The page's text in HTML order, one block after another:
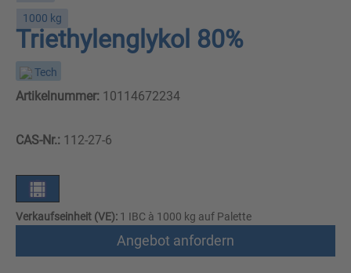
1000 kg
Triethylenglykol 80%
Tech
Artikelnummer: 10114672234
CAS-Nr.: 112-27-6
Verkaufseinheit (VE): 1 IBC à 1000 kg auf Palette
Angebot anfordern